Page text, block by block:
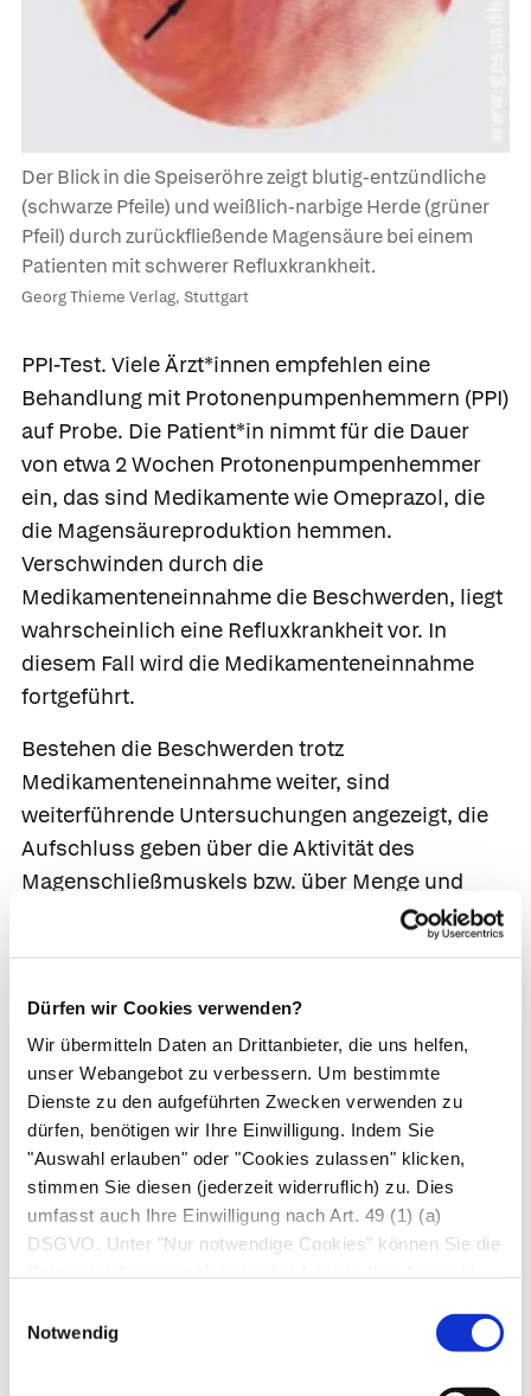
Dürfen wir Cookies verwenden?
Wir übermitteln Daten an Drittanbieter, die uns helfen,
unser Webangebot zu verbessern. Um bestimmte
Dienste zu den aufgeführten Zwecken verwenden zu
dürfen, benötigen wir Ihre Einwilligung. Indem Sie
"Auswahl erlauben" oder "Cookies zulassen" klicken,
stimmen Sie diesen (jederzeit widerruflich) zu. Dies
umfasst auch Ihre Einwilligung nach Art. 49 (1) (a)
DSGVO. Unter "Nur notwendige Cookies" können Sie die
Notwendig
Der Blick in die Speiseröhre zeigt blutig-entzündliche
(schwarze Pfeile) und weißlich-narbige Herde (grüner
Pfeil) durch zurückfließende Magensäure bei einem
Patienten mit schwerer Refluxkrankheit.
Georg Thieme Verlag, Stuttgart
PPI-Test. Viele Ärzt*innen empfehlen eine
Behandlung mit Protonenpumpenhemmern (PPI)
auf Probe. Die Patient*in nimmt für die Dauer
von etwa 2 Wochen Protonenpumpenhemmer
ein, das sind Medikamente wie Omeprazol, die
die Magensäureproduktion hemmen.
Verschwinden durch die
Medikamenteneinnahme die Beschwerden, liegt
wahrscheinlich eine Refluxkrankheit vor. In
diesem Fall wird die Medikamenteneinnahme
fortgeführt.
Bestehen die Beschwerden trotz
Medikamenteneinnahme weiter, sind
weiterführende Untersuchungen angezeigt, die
Aufschluss geben über die Aktivität des
Magenschließmuskels bzw. über Menge und
Häufigkeit des Säurerückflusses in die
pH-Metrie/Impedanzmessung (
pH-Metrie.Der Patient*in wird über die Nase
eine pH-Sonde eingeführt, ein etwa 1,5 mm
dünner und mit einem Sensor ausgestatteter
Schlauch. Die Sonde misst 24 Stunden lang
den Säurerückfluss in die Speiseröhre. Ein
Registriergerät, das sich die Patient*in über
eines Computers ausgewertet werden.